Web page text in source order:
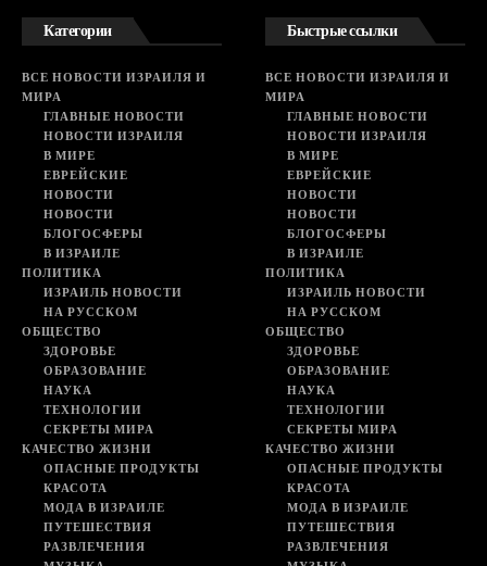
Категории
ВСЕ НОВОСТИ ИЗРАИЛЯ И
МИРА
ГЛАВНЫЕ НОВОСТИ
НОВОСТИ ИЗРАИЛЯ
В МИРЕ
ЕВРЕЙСКИЕ
НОВОСТИ
НОВОСТИ
БЛОГОСФЕРЫ
В ИЗРАИЛЕ
ПОЛИТИКА
ИЗРАИЛЬ НОВОСТИ
НА РУССКОМ
ОБЩЕСТВО
ЗДОРОВЬЕ
ОБРАЗОВАНИЕ
НАУКА
ТЕХНОЛОГИИ
СЕКРЕТЫ МИРА
КАЧЕСТВО ЖИЗНИ
ОПАСНЫЕ ПРОДУКТЫ
КРАСОТА
МОДА В ИЗРАИЛЕ
ПУТЕШЕСТВИЯ
РАЗВЛЕЧЕНИЯ
Быстрые ссылки
ВСЕ НОВОСТИ ИЗРАИЛЯ И
МИРА
ГЛАВНЫЕ НОВОСТИ
НОВОСТИ ИЗРАИЛЯ
В МИРЕ
ЕВРЕЙСКИЕ
НОВОСТИ
НОВОСТИ
БЛОГОСФЕРЫ
В ИЗРАИЛЕ
ПОЛИТИКА
ИЗРАИЛЬ НОВОСТИ
НА РУССКОМ
ОБЩЕСТВО
ЗДОРОВЬЕ
ОБРАЗОВАНИЕ
НАУКА
ТЕХНОЛОГИИ
СЕКРЕТЫ МИРА
КАЧЕСТВО ЖИЗНИ
ОПАСНЫЕ ПРОДУКТЫ
КРАСОТА
МОДА В ИЗРАИЛЕ
ПУТЕШЕСТВИЯ
РАЗВЛЕЧЕНИЯ